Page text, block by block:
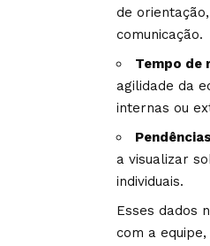
de
comunicação.
Tempo de
agilidade da
internas ou
a visualizar
individuais.
Esses dados
com a